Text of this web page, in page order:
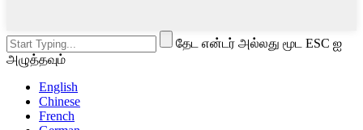
தேட என்டர் அல்லது மூட ESC ஐ
அழுத்தவும்
English
Chinese
French